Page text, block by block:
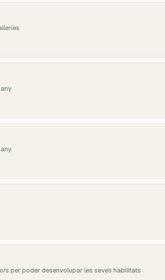
per poder desenvolupar les seves habilitats